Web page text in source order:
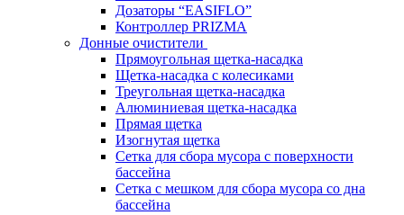
Дозаторы “EASIFLO”
Контроллер PRIZMA
Донные очистители
Прямоугольная щетка-насадка
Щетка-насадка с колесиками
Треугольная щетка-насадка
Алюминиевая щетка-насадка
Прямая щетка
Изогнутая щетка
Сетка для сбора мусора с поверхности
бассейна
Сетка с мешком для сбора мусора со дна
бассейна